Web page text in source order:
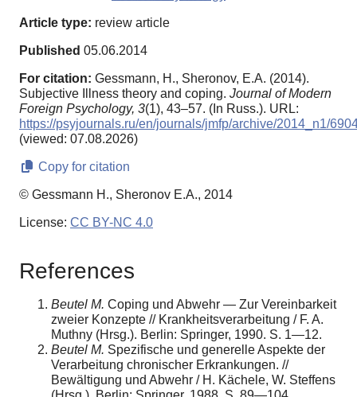
Article type: review article
Published 05.06.2014
For citation: Gessmann, H., Sheronov, E.A. (2014).
Subjective Illness theory and coping. Journal of Modern
Foreign Psychology, 3(1), 43–57. (In Russ.). URL:
https://psyjournals.ru/en/journals/jmfp/archive/2014_n1/
(viewed: 07.08.2026)
Copy for citation
© Gessmann H., Sheronov E.A., 2014
License: CC BY-NC 4.0
References
Beutel M. Coping und Abwehr — Zur Vereinbarkeit
zweier Konzepte // Krankheitsverarbeitung / F. A.
Muthny (Hrsg.). Berlin: Springer, 1990. S. 1—12.
Beutel M. Spezifische und generelle Aspekte der
Verarbeitung chronischer Erkrankungen. //
Bewältigung und Abwehr / H. Kächele, W. Steffens